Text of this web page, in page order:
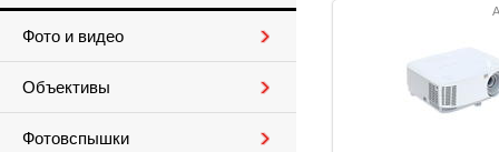
Фото и видео
Объективы
Фотовспышки